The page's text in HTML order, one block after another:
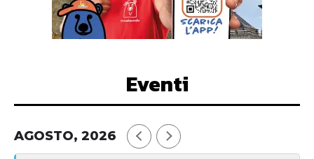
Eventi
AGOSTO, 2026